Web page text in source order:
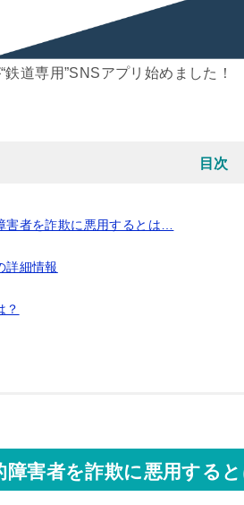
道専用”SNSアプリ始めました！
目次
害者を詐欺に悪用するとは…
詳細情報
？
障害者を詐欺に悪用する